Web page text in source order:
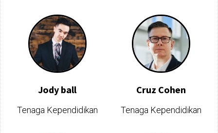
Jody ball
Tenaga Kependidikan
Cruz Cohen
Tenaga Kependidikan